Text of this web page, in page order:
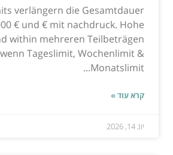
verlängern die Gesamtdauer
€ und € mit nachdruck. Hohe
within mehreren Teilbeträgen
Tageslimit, Wochenlimit &
Monatslimit...
קרא עוד »
יונ 14, 2026